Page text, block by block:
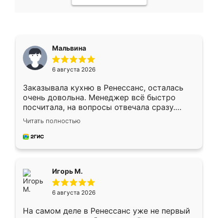
Мальвина
6 августа 2026
Заказывала кухню в Ренессанс, осталась
очень довольна. Менеджер всё быстро
посчитала, на вопросы отвечала сразу.
Замерщик приехал в субботу, подошёл к
делу со всей ответственностью. Собрали
за день, ребята работали аккуратно, даже
Читать полностью
Игорь М.
6 августа 2026
На самом деле в Ренессанс уже не первый